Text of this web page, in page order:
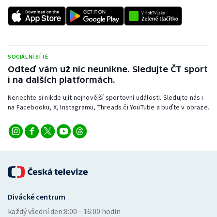
SOCIÁLNÍ SÍTĚ
Odteď vám už nic neunikne. Sledujte ČT sport
i na dalších platformách.
Nenechte si nikde ujít nejnovější sportovní události. Sledujte nás i
na Facebooku, X, Instagramu, Threads či YouTube a buďte v obraze.
Divácké centrum
každý všední den:8:00—16:00 hodin